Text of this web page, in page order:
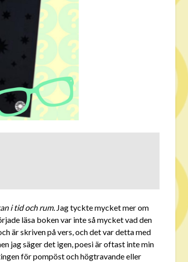
i tid och rum. Jag tyckte mycket mer om
läsa boken var inte så mycket vad den
är skriven på vers, och det var detta med
jag säger det igen, poesi är oftast inte min
för pompöst och högtravande eller